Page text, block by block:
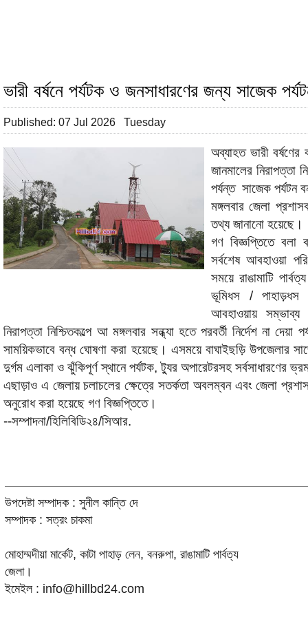
ভারী বর্ষনে পর্যটক ও জনসাধারণের জন্য সাজেক
Published: 07 Jul 2026 Tuesday
অব্যাহত ভারী
জানমালের নিরাপত্তা
পর্যন্ত সাজেক পর্যটন
মঙ্গলবার জেলা
তথ্য জানানো হয়েছে।
গণ বিজ্ঞপ্তিতে বলা
সর্বশেষ আবহাওয়া
সময়ে রাঙামাটি
ভূমিধস / পাহাড়ধস
আবহাওয়ায় সম্ভাব্য
নিরাপত্তা নিশ্চিতকল্পে আ মঙ্গলবার সন্ধ্যা হতে পরবর্তী নির্দেশ না
সাময়িকভাবে বন্ধ ঘোষণা করা হয়েছে। এসময়ে বাঘাইছড়ি উপজেলার
দুর্গম এলাকা ও ঝুঁকিপূর্ণ স্থানে পর্যটক, ট্যুর অপারেটরসহ সর্বসাধারণের
এছাড়াও এ জেলায় চলাচলের ক্ষেত্রে সতর্কতা অবলম্বন এবং জেলা
অনুরোধ করা হয়েছে গণ বিজ্ঞপ্তিতে।
--সম্পাদনা/হিলিবিডি২৪/সিআর.
উপদেষ্টা সম্পাদক : সুনীল কান্তি দে
সম্পাদক : সত্রং চাকমা
মোহাম্মদীয়া মার্কেট, কাটা পাহাড় লেন, বনরুপা, রাঙামাটি পার্বত্য
জেলা।
ইমেইল : info@hillbd24.com